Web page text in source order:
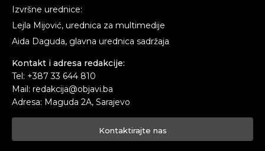
Izvršne urednice:
Lejla Mijović, urednica za multimedije
Aida Daguda, glavna urednica sadržaja
Kontakt i adresa redakcije:
Tel: +387 33 644 810
Mail: redakcija@objavi.ba
Adresa: Maguda 2A, Sarajevo
Kontaktirajte nas